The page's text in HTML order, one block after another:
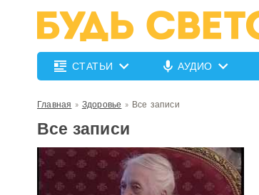
СТАТЬИ АУДИО
Главная » Здоровье » Все записи
Все записи